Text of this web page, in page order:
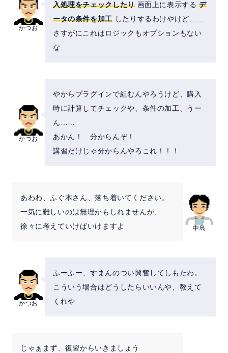
かつお
入処理をチェックしたり画面上に表示するデ
ータの条件を加工 したりするわけやけど……
さすがにこれはロジックもオプションもない
な
かつお
やからプラグインで組むんやろうけど、購入
時に計算してチェックや、条件の加工、うー
ん……
あかん！ 分からんぞ！
講習だけじゃ分からんやろこれ！！！
中島
あわわ、ふぐ本さん、落ち着いてください。
一気に難しいのは無理かもしれませんが、
徐々に考えていけばいけますよ
かつお
ふーふー、すまんのつい興奮してしもたわ。
こういう場合はどうしたらいいんや、教えて
くれや
じゃぁまず、復習からいきましょう